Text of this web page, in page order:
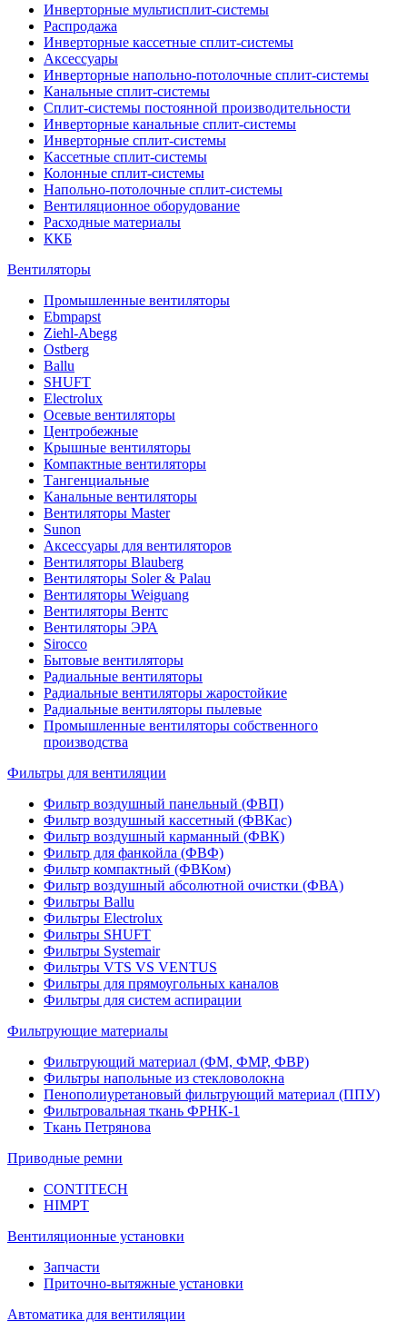
Инверторные мультисплит-системы
Распродажа
Инверторные кассетные сплит-системы
Аксессуары
Инверторные напольно-потолочные сплит-системы
Канальные сплит-системы
Сплит-системы постоянной производительности
Инверторные канальные сплит-системы
Инверторные сплит-системы
Кассетные сплит-системы
Колонные сплит-системы
Напольно-потолочные сплит-системы
Вентиляционное оборудование
Расходные материалы
ККБ
Вентиляторы
Промышленные вентиляторы
Ebmpapst
Ziehl-Abegg
Ostberg
Ballu
SHUFT
Electrolux
Осевые вентиляторы
Центробежные
Крышные вентиляторы
Компактные вентиляторы
Тангенциальные
Канальные вентиляторы
Вентиляторы Master
Sunon
Аксессуары для вентиляторов
Вентиляторы Blauberg
Вентиляторы Soler & Palau
Вентиляторы Weiguang
Вентиляторы Вентс
Вентиляторы ЭРА
Sirocco
Бытовые вентиляторы
Радиальные вентиляторы
Радиальные вентиляторы жаростойкие
Радиальные вентиляторы пылевые
Промышленные вентиляторы собственного
производства
Фильтры для вентиляции
Фильтр воздушный панельный (ФВП)
Фильтр воздушный кассетный (ФВКас)
Фильтр воздушный карманный (ФВК)
Фильтр для фанкойла (ФВФ)
Фильтр компактный (ФВКом)
Фильтр воздушный абсолютной очистки (ФВА)
Фильтры Ballu
Фильтры Electrolux
Фильтры SHUFT
Фильтры Systemair
Фильтры VTS VS VENTUS
Фильтры для прямоугольных каналов
Фильтры для систем аспирации
Фильтрующие материалы
Фильтрующий материал (ФМ, ФМР, ФВР)
Фильтры напольные из стекловолокна
Пенополиуретановый фильтрующий материал (ППУ)
Фильтровальная ткань ФРНК-1
Ткань Петрянова
Приводные ремни
CONTITECH
HIMPT
Вентиляционные установки
Запчасти
Приточно-вытяжные установки
Автоматика для вентиляции